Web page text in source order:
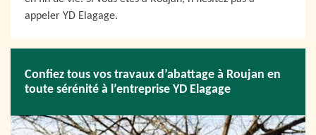
appeler YD Elagage.
Confiez tous vos travaux d’abattage à Roujan en
toute sérénité à l’entreprise YD Elagage